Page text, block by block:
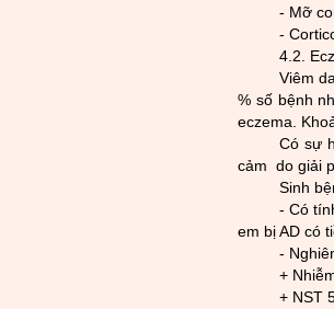
- Mỡ
-
4.2.
Viêm
% số bệnh
eczema.
Có sự
cảm do giải
Sinh
- Có
em bị AD có
-
+
+ NST